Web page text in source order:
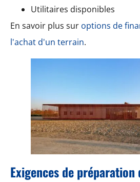
Utilitaires disponibles
En savoir plus sur options de
l'achat d'un terrain.
Exigences de